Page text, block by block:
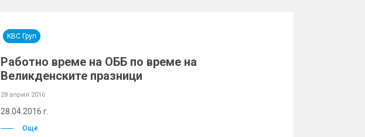
KBC Груп
Работно време на ОББ по време на
Великденските празници
28 април 2016
28.04.2016 г.
Още